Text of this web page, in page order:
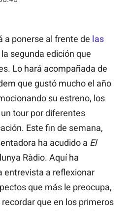
a ponerse al frente de las
segunda edición que
Lo hará acompañada de
que gustó mucho el año
su estreno, los
tour por diferentes
Este fin de semana,
ha acudido a El
Ràdio. Aquí ha
entrevista a reflexionar
que más le preocupa,
recordar que en los primeros